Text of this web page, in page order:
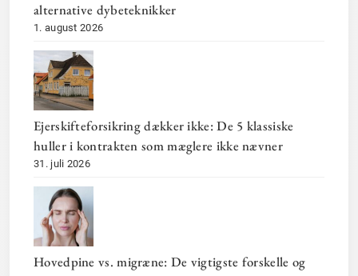
alternative dybeteknikker
1. august 2026
Ejerskifteforsikring dækker ikke: De 5 klassiske
huller i kontrakten som mæglere ikke nævner
31. juli 2026
Hovedpine vs. migræne: De vigtigste forskelle og